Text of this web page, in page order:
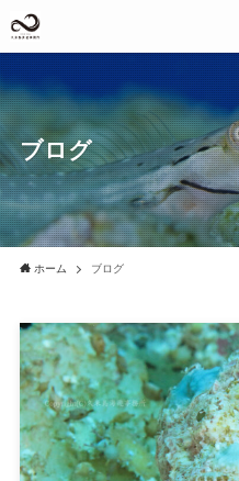
ブログ
ホーム ブログ